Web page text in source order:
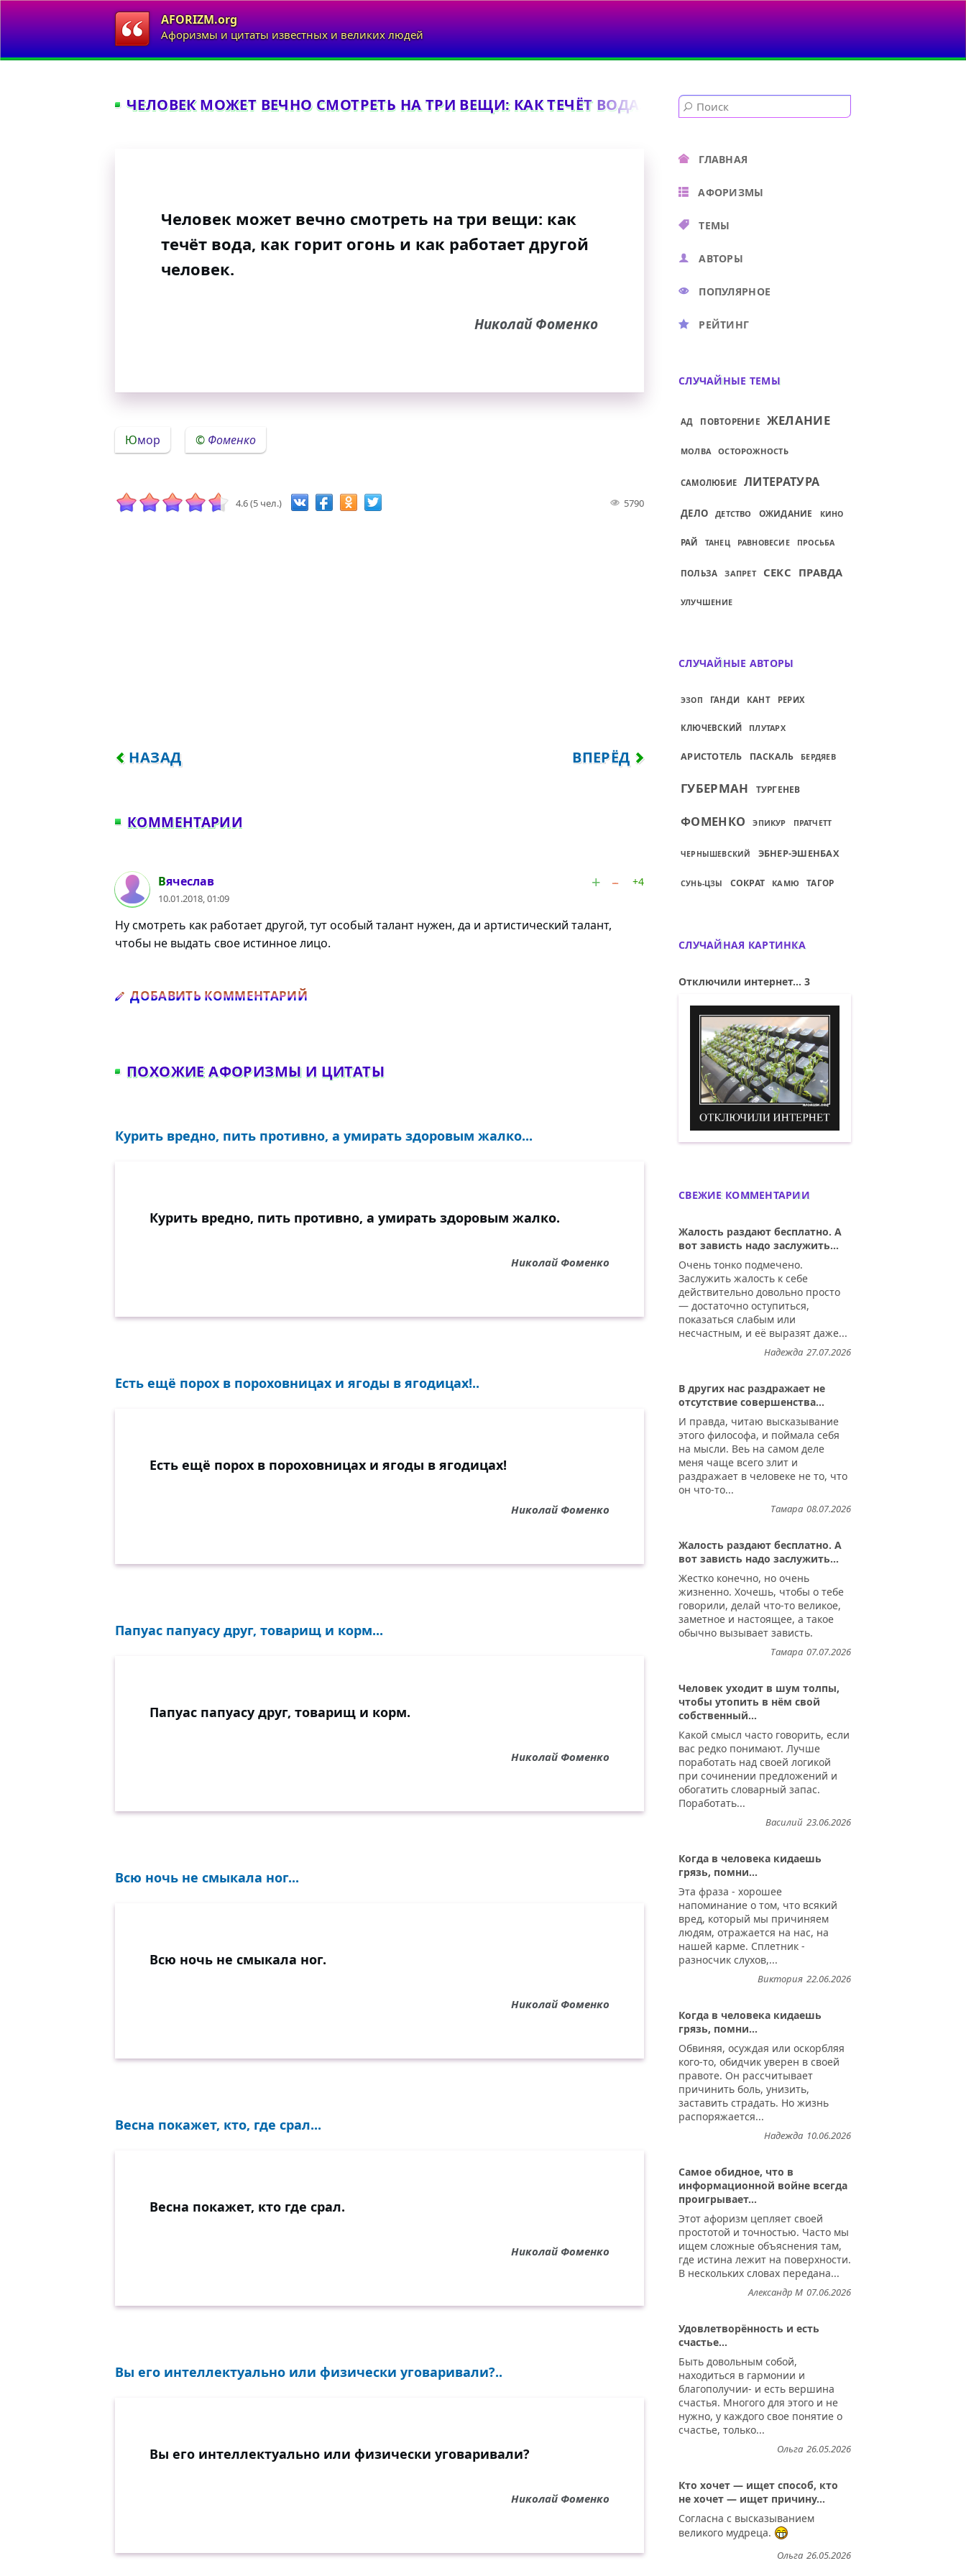
AFORIZM.org
Афоризмы и цитаты известных и великих людей
ЧЕЛОВЕК МОЖЕТ ВЕЧНО СМОТРЕТЬ НА ТРИ ВЕЩИ: КАК ТЕЧЁТ ВОДА...
Человек может вечно смотреть на три вещи: как
течёт вода, как горит огонь и как работает другой
человек.
Николай Фоменко
Юмор Фоменко
4.6 (5 чел.) 5790
ПРЕДЫДУЩИЙ: ЧЕЛОВЕКУ НУЖНО ДВА ГОДА ЧТОБЫ, НАУЧИТЬСЯ ГОВОРИТЬ, И ШЕСТЬДЕСЯТ ЛЕТ...
НАЗАД СЛЕДУЮЩИЙ: ХОЧЕШЬ БОЛЬШОГО И ЧИСТОГО —
ВПЕРЁД
КОММЕНТАРИИ
#1Вячеслав
10.01.2018, 01:09
+4
Ну смотреть как работает другой, тут особый талант нужен, да и артистический талант,
чтобы не выдать свое истинное лицо.
ДОБАВИТЬ КОММЕНТАРИЙ
ПОХОЖИЕ АФОРИЗМЫ И ЦИТАТЫ
Курить вредно, пить противно, а умирать здоровым жалко...
Курить вредно, пить противно, а умирать здоровым жалко.
Николай Фоменко
Есть ещё порох в пороховницах и ягоды в ягодицах!..
Есть ещё порох в пороховницах и ягоды в ягодицах!
Николай Фоменко
Папуас папуасу друг, товарищ и корм...
Папуас папуасу друг, товарищ и корм.
Николай Фоменко
Всю ночь не смыкала ног...
Всю ночь не смыкала ног.
Николай Фоменко
Весна покажет, кто, где срал...
Весна покажет, кто где срал.
Николай Фоменко
Вы его интеллектуально или физически уговаривали?..
Вы его интеллектуально или физически уговаривали?
Николай Фоменко
ГЛАВНАЯ
АФОРИЗМЫ
ТЕМЫ
АВТОРЫ
ПОПУЛЯРНОЕ
РЕЙТИНГ
СЛУЧАЙНЫЕ ТЕМЫ
АД ПОВТОРЕНИЕ ЖЕЛАНИЕ
МОЛВА ОСТОРОЖНОСТЬ
САМОЛЮБИЕ ЛИТЕРАТУРА
ДЕЛО ДЕТСТВО ОЖИДАНИЕ КИНО
РАЙ ТАНЕЦ РАВНОВЕСИЕ ПРОСЬБА
ПОЛЬЗА ЗАПРЕТ СЕКС ПРАВДА
УЛУЧШЕНИЕ
СЛУЧАЙНЫЕ АВТОРЫ
ЭЗОП ГАНДИ КАНТ РЕРИХ
КЛЮЧЕВСКИЙ ПЛУТАРХ
АРИСТОТЕЛЬ ПАСКАЛЬ БЕРДЯЕВ
ГУБЕРМАН ТУРГЕНЕВ
ФОМЕНКО ЭПИКУР ПРАТЧЕТТ
ЧЕРНЫШЕВСКИЙ ЭБНЕР-ЭШЕНБАХ
СУНЬ-ЦЗЫ СОКРАТ КАМЮ ТАГОР
СЛУЧАЙНАЯ КАРТИНКА
Отключили интернет... 3
Отключили интернет. 3. Демотиватор
СВЕЖИЕ КОММЕНТАРИИ
Жалость раздают бесплатно. А
вот зависть надо заслужить...
Очень тонко подмечено.
Заслужить жалость к себе
действительно довольно просто
— достаточно оступиться,
показаться слабым или
несчастным, и её выразят даже...
27.07.2026
Надежда
В других нас раздражает не
отсутствие совершенства...
И правда, читаю высказывание
этого философа, и поймала себя
на мысли. Веь на самом деле
меня чаще всего злит и
раздражает в человеке не то, что
он что-то...
08.07.2026
Тамара
Жалость раздают бесплатно. А
вот зависть надо заслужить...
Жестко конечно, но очень
жизненно. Хочешь, чтобы о тебе
говорили, делай что-то великое,
заметное и настоящее, а такое
обычно вызывает зависть.
07.07.2026
Тамара
Человек уходит в шум толпы,
чтобы утопить в нём свой
собственный...
Какой смысл часто говорить, если
вас редко понимают. Лучше
поработать над своей логикой
при сочинении предложений и
обогатить словарный запас.
Поработать...
23.06.2026
Василий
Когда в человека кидаешь
грязь, помни...
Эта фраза - хорошее
напоминание о том, что всякий
вред, который мы причиняем
людям, отражается на нас, на
нашей карме. Сплетник -
разносчик слухов,...
22.06.2026
Виктория
Когда в человека кидаешь
грязь, помни...
Обвиняя, осуждая или оскорбляя
кого-то, обидчик уверен в своей
правоте. Он рассчитывает
причинить боль, унизить,
заставить страдать. Но жизнь
распоряжается...
10.06.2026
Надежда
Самое обидное, что в
информационной войне всегда
проигрывает...
Этот афоризм цепляет своей
простотой и точностью. Часто мы
ищем сложные объяснения там,
где истина лежит на поверхности.
В нескольких словах передана...
07.06.2026
Александр М
Удовлетворённость и есть
счастье...
Быть довольным собой,
находиться в гармонии и
благополучии- и есть вершина
счастья. Многого для этого и не
нужно, у каждого свое понятие о
счастье, только...
26.05.2026
Ольга
Кто хочет — ищет способ, кто
не хочет — ищет причину...
Согласна с высказыванием
великого мудреца.
26.05.2026
Ольга